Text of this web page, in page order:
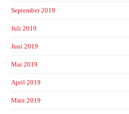
September 2019
Juli 2019
Juni 2019
Mai 2019
April 2019
März 2019